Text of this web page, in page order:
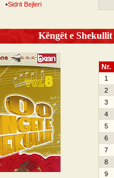
•Sidrit Bejleri
Këngët e
Nr.
1
2
3
4
5
6
7
8
9